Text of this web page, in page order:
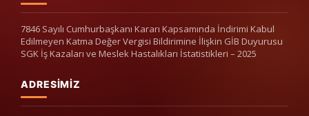
7846 Sayılı Cumhurbaşkanı Kararı Kapsamında İndirimi Kabul
Edilmeyen Katma Değer Vergisi Bildirimine İlişkin GİB Duyurusu
SGK İş Kazaları ve Meslek Hastalıkları İstatistikleri – 2025
ADRESIMIZ